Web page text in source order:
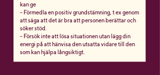
kan ge
- Förmedla en positiv grundstämning, t ex genom
att säga att det är bra att personen berättar och
söker stöd.
- Försök inte att lösa situationen utan lägg din
energi på att hänvisa den utsatta vidare till den
som kan hjälpa långsiktigt.